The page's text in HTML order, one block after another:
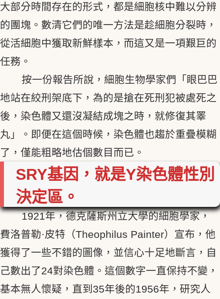
大部分時間存在的形式，都是細胞核中難以分辨
的團塊。數清它們的唯一方法是趁細胞分裂時，
從活細胞中獲取新鮮樣本，而這又是一項艱巨的
任務。
按一份報告所說，細胞生物學家們「眼巴巴
地站在絞刑架底下，為的是搶在死刑犯被處死之
後，染色體又還沒凝結成塊之時，就修復其睪
丸」。即便在這個時候，染色體也趨於重疊模糊
了，僅能粗略地估個數目而已。
SRY基因，就是Y染色體性別
決定區。
1921年，德克薩斯州立大學的細胞學家，
費洛普勒·皮特（Theophilus Painter）宣布，他
獲得了一些不錯的圖像，並信心十足地斷言，自
己數出了24對染色體。這個數字一直保持不變，
基本無人懷疑，直到35年後的1956年，研究人